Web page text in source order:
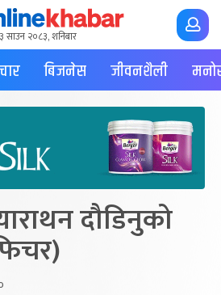
साउन २०८३, शनिबार
बिजनेस जीवनशैली
दौडिनुको